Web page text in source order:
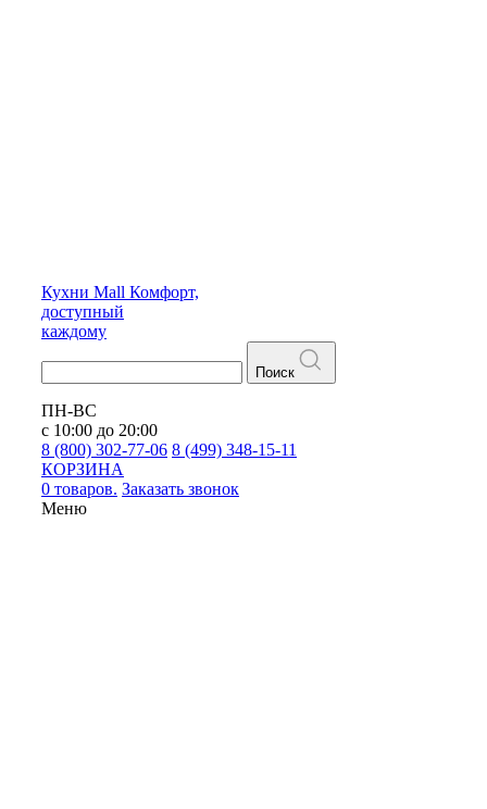
Кухни Mall Комфорт,
доступный
каждому
Поиск
ПН-ВС
с 10:00 до 20:00
8 (800) 302-77-06 8 (499) 348-15-11
КОРЗИНА
0 товаров. Заказать звонок
Меню